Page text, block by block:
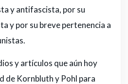
y antifascista, por su
y por su breve pertenencia a
y artículos que aún hoy
de Kornbluth y Pohl para